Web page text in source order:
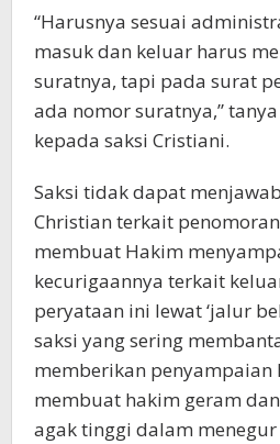
“Harusnya sesuai
masuk dan keluar harus
suratnya, tapi pada surat
ada nomor suratnya,”
kepada saksi Cristiani.
Saksi tidak dapat
Christian terkait
membuat Hakim
kecurigaannya terkait
peryataan ini lewat ‘jalur
saksi yang sering
memberikan penyampaian
membuat hakim geram
agak tinggi dalam menegur